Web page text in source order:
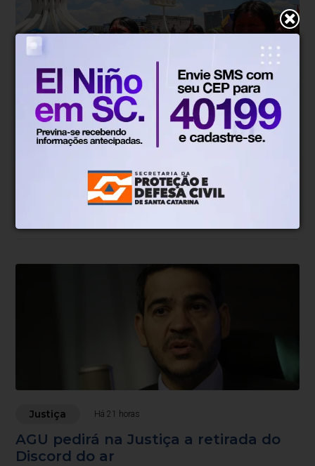
Justiça Há 18 horas
STF julga recursos contra partes da
decisão que anulou marco temporal
Julgamento virtual já conta com três dos dez votos
Justiça Há 21 horas
AGU pedirá na Justiça a retirada do
Discord do ar